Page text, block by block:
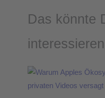
Das könnte